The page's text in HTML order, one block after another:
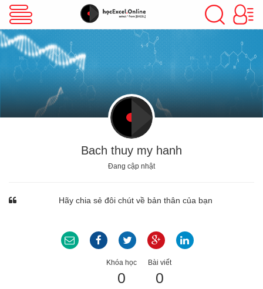
VBA Excel
Excel Cơ Bản
Excel Nâng Cao
Bach thuy my hanh
Đang cập nhật
Hãy chia sẻ đôi chút về bản thân của bạn
Khóa học
0
Bài viết
0